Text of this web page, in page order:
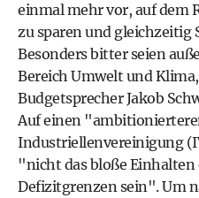
einmal mehr vor, auf dem
zu sparen und gleichzeitig
Besonders bitter seien
Bereich Umwelt und
Budgetsprecher Jakob
Auf einen
Industriellenvereinigung
"nicht das bloße Einhalten
Defizitgrenzen sein". Um